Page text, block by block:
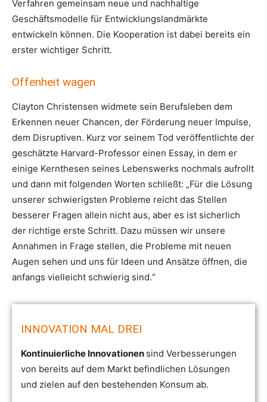
Verfahren gemeinsam neue und nachhaltige
Geschäftsmodelle für Entwicklungslandmärkte
entwickeln können. Die Kooperation ist dabei bereits ein
erster wichtiger Schritt.
Offenheit wagen
Clayton Christensen widmete sein Berufsleben dem
Erkennen neuer Chancen, der Förderung neuer Impulse,
dem Disruptiven. Kurz vor seinem Tod veröffentlichte der
geschätzte Harvard-Professor einen Essay, in dem er
einige Kernthesen seines Lebenswerks nochmals aufrollt
und dann mit folgenden Worten schließt: „Für die Lösung
unserer schwierigsten Probleme reicht das Stellen
besserer Fragen allein nicht aus, aber es ist sicherlich
der richtige erste Schritt. Dazu müssen wir unsere
Annahmen in Frage stellen, die Probleme mit neuen
Augen sehen und uns für Ideen und Ansätze öffnen, die
anfangs vielleicht schwierig sind.“
INNOVATION MAL DREI
Kontinuierliche Innovationen sind Verbesserungen
von bereits auf dem Markt befindlichen Lösungen
und zielen auf den bestehenden Konsum ab.